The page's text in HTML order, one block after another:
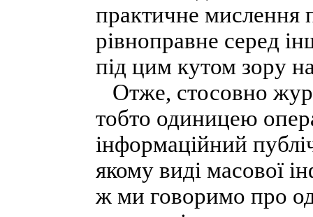
практичне мислення
рівноправне серед
під цим кутом зору
Отже, стосовно
тобто одиницею
інформаційний
якому виді масової
ж ми говоримо про